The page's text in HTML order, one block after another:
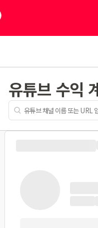
유튜브 수익